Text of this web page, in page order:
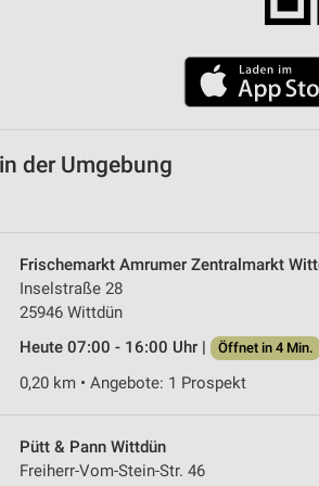
der Umgebung
Frischemarkt Amrumer Zentralmarkt
Inselstraße 28
25946 Wittdün
Heute 07:00 - 16:00 Uhr |
Öffnet in 4 Min.
0,20 km • Angebote: 1 Prospekt
Pütt & Pann Wittdün
Freiherr-Vom-Stein-Str. 46